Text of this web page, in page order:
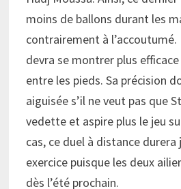
moins de ballons durant les
contrairement à
devra se montrer plus
entre les pieds. Sa précision
aiguisée s’il ne veut pas que
vedette et aspire plus le jeu
cas, ce duel à distance durera
exercice puisque les deux
dès l’été prochain.